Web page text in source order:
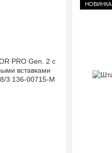
НОВИНКА